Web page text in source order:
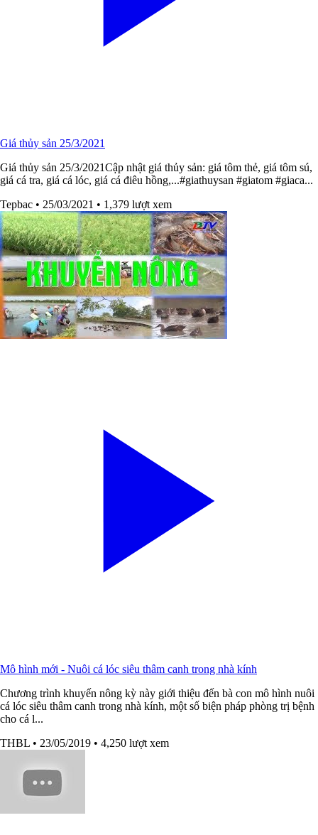
Giá thủy sản 25/3/2021
Giá thủy sản 25/3/2021Cập nhật giá thủy sản: giá tôm thẻ, giá tôm sú,
giá cá tra, giá cá lóc, giá cá điêu hồng,...#giathuysan​​ #giatom​​ #giaca​...
Tepbac • 25/03/2021 • 1,379 lượt xem
Mô hình mới - Nuôi cá lóc siêu thâm canh trong nhà kính
Chương trình khuyến nông kỳ này giới thiệu đến bà con mô hình nuôi
cá lóc siêu thâm canh trong nhà kính, một số biện pháp phòng trị bệnh
cho cá l...
THBL • 23/05/2019 • 4,250 lượt xem